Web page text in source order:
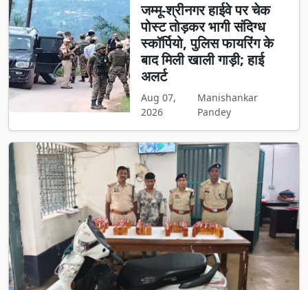
जम्मू-श्रीनगर हाईवे पर चेक
पोस्ट तोड़कर भागी संदिग्ध
स्कॉर्पियो, पुलिस फायरिंग के
बाद मिली खाली गाड़ी; हाई
अलर्ट
Aug 07,
2026
Manishankar
Pandey